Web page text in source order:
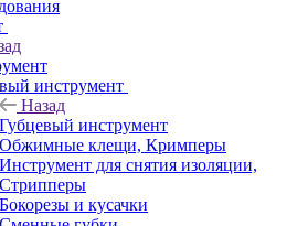
инструмент
Назад
Губцевый инструмент
Обжимные клещи, Кримперы
Инструмент для снятия изоляции,
Стрипперы
Бокорезы и кусачки